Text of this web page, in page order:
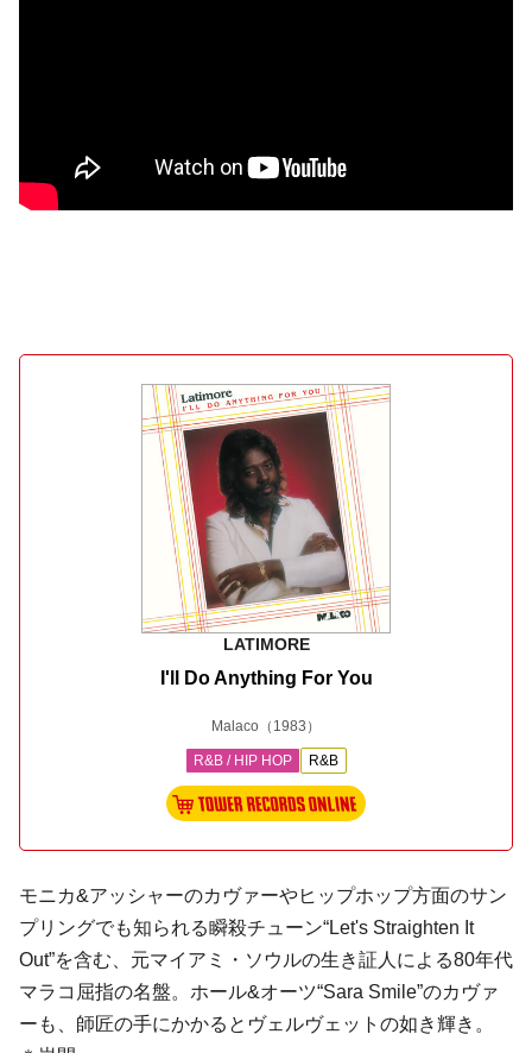
LATIMORE
I'll Do Anything For You
Malaco （1983）
R&B / HIP HOP R&B
モニカ&アッシャーのカヴァーやヒップホップ方面のサン
プリングでも知られる瞬殺チューン“Let's Straighten It
Out”を含む、元マイアミ・ソウルの生き証人による80年代
マラコ屈指の名盤。 ホール&オーツ“Sara Smile”のカヴァ
ーも、師匠の手にかかるとヴェルヴェットの如き輝き。